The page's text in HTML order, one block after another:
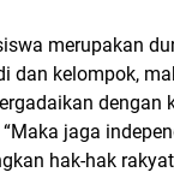
merupakan
dan kelompok,
dengan
jaga
hak-hak